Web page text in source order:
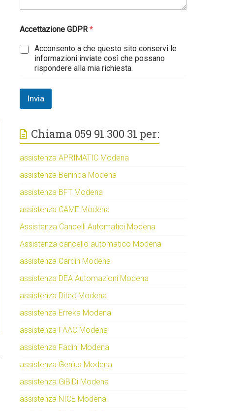
i
o
m
a
Accettazione GDPR*
Acconsento a che questo sito conservi le
informazioni inviate così che possano
rispondere alla mia richiesta.
Invia
Chiama 059 91 300 31 per:
assistenza APRIMATIC Modena
assistenza Beninca Modena
assistenza BFT Modena
assistenza CAME Modena
Assistenza Cancelli Automatici Modena
Assistenza cancello automatico Modena
assistenza Cardin Modena
assistenza DEA Automazioni Modena
assistenza Ditec Modena
assistenza Erreka Modena
assistenza FAAC Modena
assistenza Fadini Modena
assistenza Genius Modena
assistenza GiBiDi Modena
assistenza NICE Modena